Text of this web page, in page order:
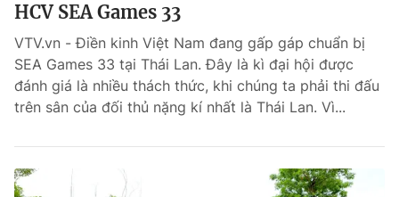
HCV SEA Games 33
VTV.vn - Điền kinh Việt Nam đang gấp gáp chuẩn bị
SEA Games 33 tại Thái Lan. Đây là kì đại hội được
đánh giá là nhiều thách thức, khi chúng ta phải thi đấu
trên sân của đối thủ nặng kí nhất là Thái Lan. Vì...